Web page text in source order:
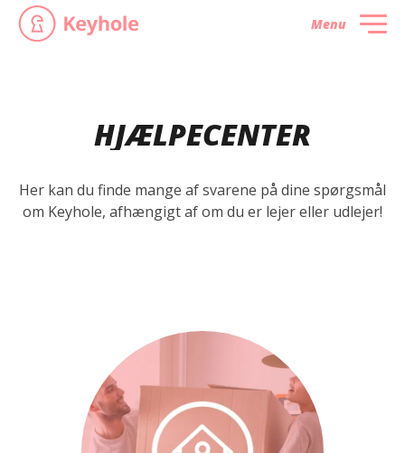
Menu
HJÆLPECENTER
Her kan du finde mange af svarene på dine spørgsmål
om Keyhole, afhængigt af om du er lejer eller udlejer!